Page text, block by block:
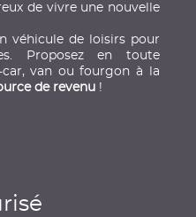
de vivre une nouvelle
véhicule de loisirs pour
Proposez en toute
van ou fourgon à la
de revenu !